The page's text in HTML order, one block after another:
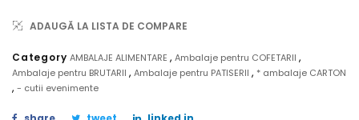
ADAUGĂ LA LISTA DE COMPARE
CategoryAMBALAJE ALIMENTARE,Ambalaje pentru COFETARII,
Ambalaje pentru BRUTARII , Ambalaje pentru PATISERII , * ambalaje CARTON
, - cutii evenimente